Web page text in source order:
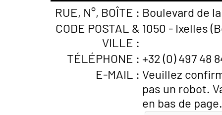
RUE, N°, BOÎTE : Boulevard de
CODE POSTAL &
VILLE :
1050 - Ixelles
TÉLÉPHONE : +32 (0) 497 48
E-MAIL : Veuillez
pas un robot.
en bas de page.